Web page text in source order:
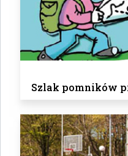
Szlak pomników